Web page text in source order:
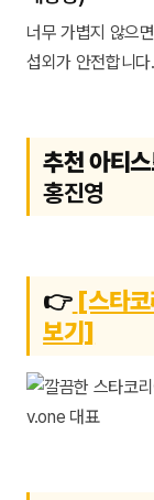
너무 가볍지 않으
섭외가 안전합니다.
추천 아티
홍진영
👉 [스타코
보기]